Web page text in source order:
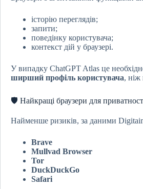
історію переглядів;
запити;
поведінку користувача;
контекст дій у браузері.
У випадку ChatGPT Atlas це
ширший профіль користувача, ніж
🛡️ Найкращі браузери для
Найменше ризиків, за даними
Brave
Mullvad Browser
Tor
DuckDuckGo
Safari